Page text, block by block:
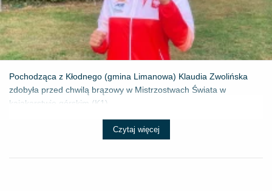
Pochodząca z Kłodnego (gmina Limanowa) Klaudia Zwolińska
zdobyła przed chwilą brązowy w Mistrzostwach Świata w
kajakarstwie górskim (K1) ...
Czytaj więcej